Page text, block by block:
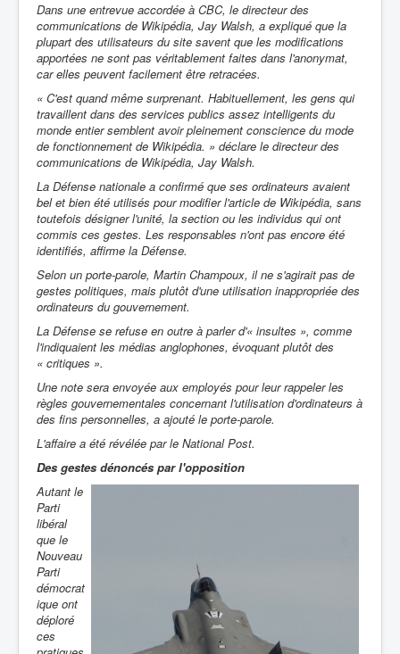
Dans une entrevue accordée à CBC, le directeur des
communications de Wikipédia, Jay Walsh, a expliqué que la
plupart des utilisateurs du site savent que les modifications
apportées ne sont pas véritablement faites dans l'anonymat,
car elles peuvent facilement être retracées.
« C'est quand même surprenant. Habituellement, les gens qui
travaillent dans des services publics assez intelligents du
monde entier semblent avoir pleinement conscience du mode
de fonctionnement de Wikipédia. » déclare le directeur des
communications de Wikipédia, Jay Walsh.
La Défense nationale a confirmé que ses ordinateurs avaient
bel et bien été utilisés pour modifier l'article de Wikipédia, sans
toutefois désigner l'unité, la section ou les individus qui ont
commis ces gestes. Les responsables n'ont pas encore été
identifiés, affirme la Défense.
Selon un porte-parole, Martin Champoux, il ne s'agirait pas de
gestes politiques, mais plutôt d'une utilisation inappropriée des
ordinateurs du gouvernement.
La Défense se refuse en outre à parler d'« insultes », comme
l'indiquaient les médias anglophones, évoquant plutôt des
« critiques ».
Une note sera envoyée aux employés pour leur rappeler les
règles gouvernementales concernant l'utilisation d'ordinateurs à
des fins personnelles, a ajouté le porte-parole.
L'affaire a été révélée par le National Post.
Des gestes dénoncés par l'opposition
Autant le
Parti
libéral
que le
Nouveau
Parti
démocrat
ique ont
déploré
ces